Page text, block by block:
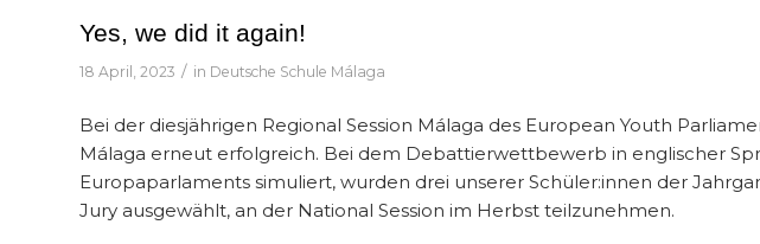
Yes, we did it again!
18 April, 2023 / in Deutsche Schule Málaga
Bei der diesjährigen Regional Session Málaga des European Youth
Málaga erneut erfolgreich. Bei dem Debattierwettbewerb in englischer
Europaparlaments simuliert, wurden drei unserer Schüler:innen der
Jury ausgewählt, an der National Session im Herbst teilzunehmen.